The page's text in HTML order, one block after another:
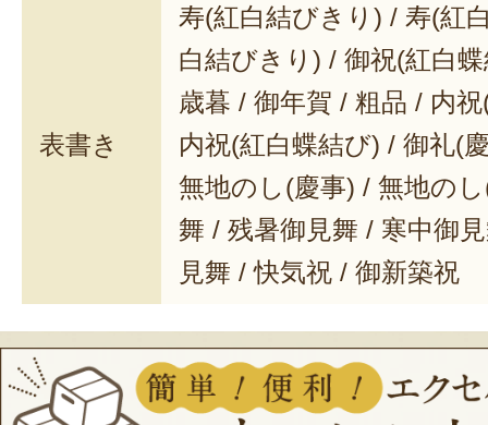
表書き
寿(紅白結びきり) / 寿(紅
白結びきり) / 御祝(紅白
歳暮 / 御年賀 / 粗品 / 内
内祝(紅白蝶結び) / 御礼(
無地のし(慶事) / 無地の
舞 / 残暑御見舞 / 寒中御
見舞 / 快気祝 / 御新築祝